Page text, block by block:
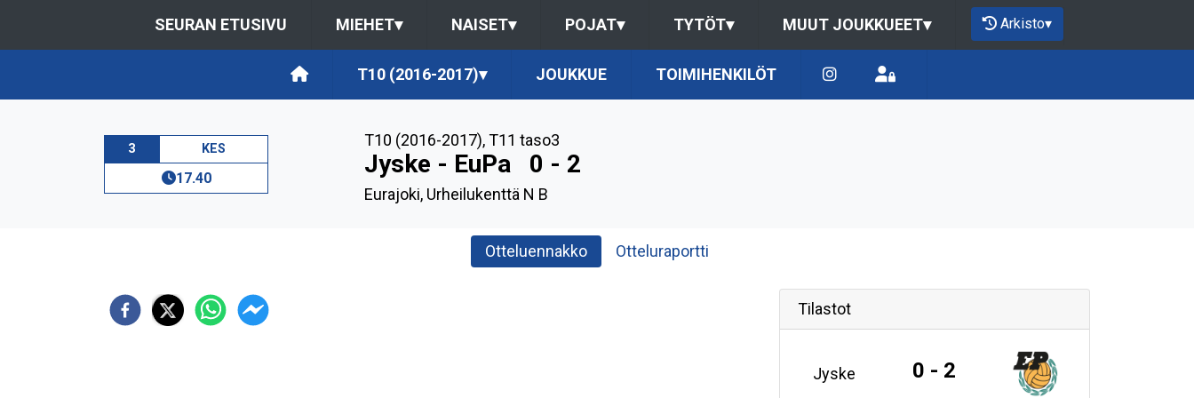
SEURAN ETUSIVU MIEHET▾ NAISET▾ POJAT▾ TYTÖT▾ MUUT JOUKKUEET▾ Arkisto▾
T10 (2016-2017)▾ JOUKKUE TOIMIHENKILÖT
3 KES
17.40
T10 (2016-2017),T11 taso3
Jyske - EuPa 0 - 2
Eurajoki, Urheilukenttä N B
Otteluennakko Otteluraportti
Tilastot
Jyske 0 - 2